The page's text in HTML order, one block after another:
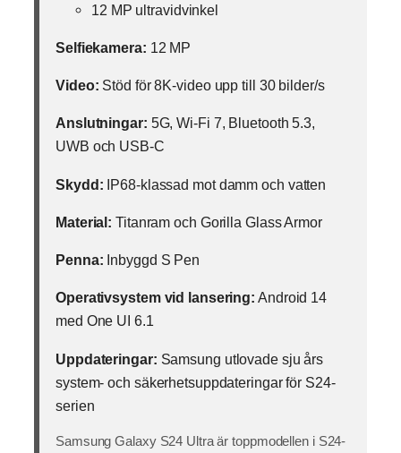
12 MP ultravidvinkel
Selfiekamera: 12 MP
Video: Stöd för 8K-video upp till 30 bilder/s
Anslutningar: 5G, Wi-Fi 7, Bluetooth 5.3,
UWB och USB-C
Skydd: IP68-klassad mot damm och vatten
Material: Titanram och Gorilla Glass Armor
Penna: Inbyggd S Pen
Operativsystem vid lansering: Android 14
med One UI 6.1
Uppdateringar: Samsung utlovade sju års
system- och säkerhetsuppdateringar för S24-
serien
Samsung Galaxy S24 Ultra är toppmodellen i S24-